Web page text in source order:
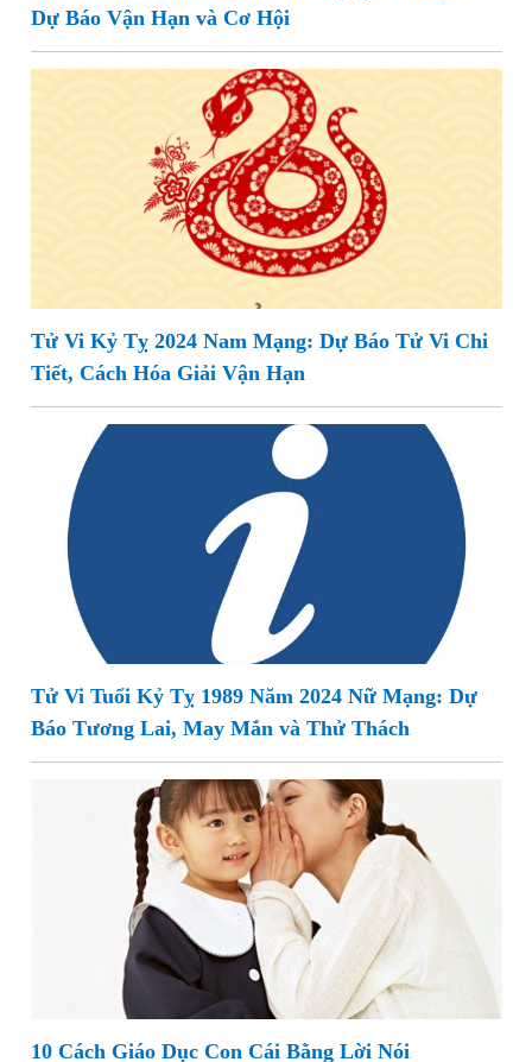
Dự Báo Vận Hạn và Cơ Hội
Tử Vi Kỷ Tỵ 2024 Nam Mạng: Dự Báo Tử Vi Chi
Tiết, Cách Hóa Giải Vận Hạn
Tử Vi Tuổi Kỷ Tỵ 1989 Năm 2024 Nữ Mạng: Dự
Báo Tương Lai, May Mắn và Thử Thách
10 Cách Giáo Dục Con Cái Bằng Lời Nói